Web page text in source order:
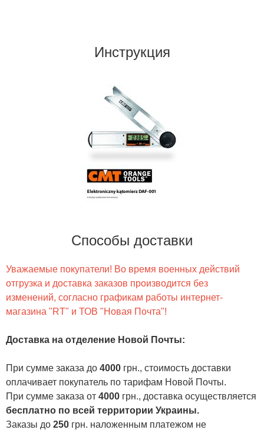
Инструкция
Способы доставки
Уважаемые покупатели! Во время военных действий
отгрузка и доставка заказов производится без
изменений, согласно графикам работы интернет-
магазина "RT" и ТОВ "Новая Почта"!
Доставка на отделение Новой Почты:
При сумме заказа до 4000 грн., стоимость доставки
оплачивает покупатель по тарифам Новой Почты.
При сумме заказа от 4000 грн., доставка осуществляется
бесплатно по всей территории Украины.
Заказы до 250 грн. наложенным платежом не